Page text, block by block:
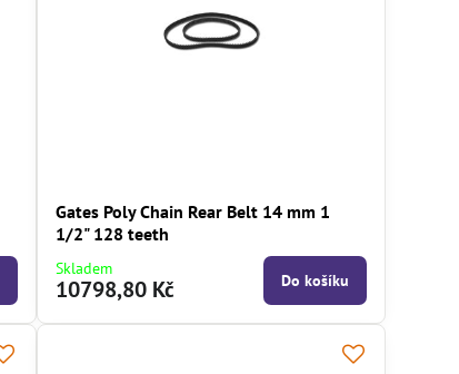
Gates Poly Chain Rear Belt 14 mm 1
1/2" 128 teeth
Skladem
10798,80 Kč Do košíku